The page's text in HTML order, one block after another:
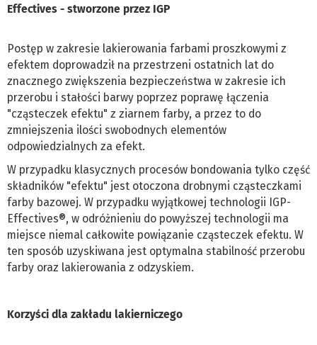
Effectives - stworzone przez IGP
Postęp w zakresie lakierowania farbami proszkowymi z
efektem doprowadził na przestrzeni ostatnich lat do
znacznego zwiększenia bezpieczeństwa w zakresie ich
przerobu i stałości barwy poprzez poprawę łączenia
"cząsteczek efektu" z ziarnem farby, a przez to do
zmniejszenia ilości swobodnych elementów
odpowiedzialnych za efekt.
W przypadku klasycznych procesów bondowania tylko część
składników "efektu" jest otoczona drobnymi cząsteczkami
farby bazowej. W przypadku wyjątkowej technologii IGP-
Effectives®, w odróżnieniu do powyższej technologii ma
miejsce niemal całkowite powiązanie cząsteczek efektu. W
ten sposób uzyskiwana jest optymalna stabilność przerobu
farby oraz lakierowania z odzyskiem.
Korzyści dla zakładu lakierniczego